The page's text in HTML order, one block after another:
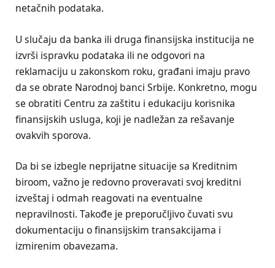
netačnih podataka.
U slučaju da banka ili druga finansijska institucija ne
izvrši ispravku podataka ili ne odgovori na
reklamaciju u zakonskom roku, građani imaju pravo
da se obrate Narodnoj banci Srbije. Konkretno, mogu
se obratiti Centru za zaštitu i edukaciju korisnika
finansijskih usluga, koji je nadležan za rešavanje
ovakvih sporova.
Da bi se izbegle neprijatne situacije sa Kreditnim
biroom, važno je redovno proveravati svoj kreditni
izveštaj i odmah reagovati na eventualne
nepravilnosti. Takođe je preporučljivo čuvati svu
dokumentaciju o finansijskim transakcijama i
izmirenim obavezama.